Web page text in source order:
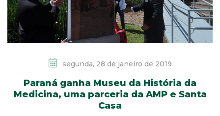
segunda, 28 de janeiro de 2019
Paraná ganha Museu da História da
Medicina, uma parceria da AMP e Santa
Casa